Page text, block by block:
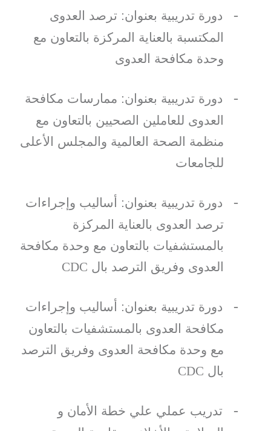
-
دورة تدريبية بعنوان: ترصد العدوى
المكتسبة بالعناية المركزة بالتعاون مع
وحدة مكافحة العدوى
-
دورة تدريبية بعنوان: ممارسات مكافحة
العدوى للعاملين الصحيين بالتعاون مع
منظمة الصحة العالمية والمجلس الأعلى
للجامعات
-
دورة تدريبية بعنوان: أساليب وإجراءات
ترصد العدوى بالعناية المركزة
بالمستشفيات بالتعاون مع وحدة مكافحة
العدوى وفريق الترصد بال CDC
-
دورة تدريبية بعنوان: أساليب وإجراءات
مكافحة العدوى بالمستشفيات بالتعاون
مع وحدة مكافحة العدوى وفريق الترصد
بال CDC
-
تدريب عملي علي خطة الأمان و